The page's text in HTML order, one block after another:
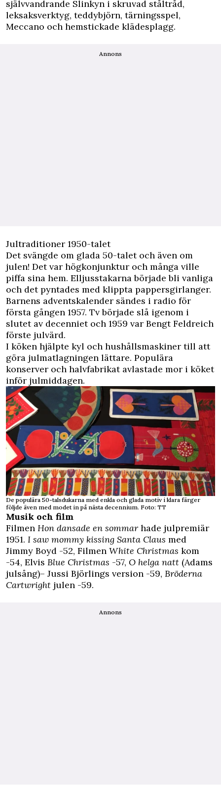
självvandrande Slinkyn i skruvad ståltråd,
leksaksverktyg, teddybjörn, tärningsspel,
Meccano och hemstickade klädesplagg.
Annons
Jultraditioner 1950-talet
Det svängde om glada 50-talet och även om
julen! Det var högkonjunktur och många ville
piffa sina hem. Elljusstakarna började bli vanliga
och det pyntades med klippta pappersgirlanger.
Barnens adventskalender sändes i radio för
första gången 1957. Tv började slå igenom i
slutet av decenniet och 1959 var Bengt Feldreich
förste julvärd.
I köken hjälpte kyl och hushållsmaskiner till att
göra julmatlagningen lättare. Populära
konserver och halvfabrikat avlastade mor i köket
inför julmiddagen.
De populära 50-talsdukarna med enkla och glada motiv i klara färger
följde även med modet in på nästa decennium. Foto: TT
Musik och film
Filmen Hon dansade en sommar hade julpremiär
1951. I saw mommy kissing Santa Claus med
Jimmy Boyd -52, Filmen White Christmas kom
-54, Elvis Blue Christmas -57, O helga natt (Adams
julsång)– Jussi Björlings version -59, Bröderna
Cartwright julen -59.
Annons